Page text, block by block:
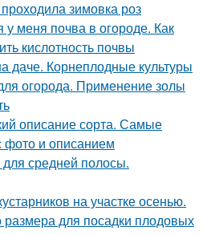
зимовка роз
у меня почва в огороде. Как
кислотность почвы
даче. Корнеплодные культуры
огорода. Применение золы
описание сорта. Самые
фото и описанием
средней полосы.
на участке осенью.
для посадки плодовых